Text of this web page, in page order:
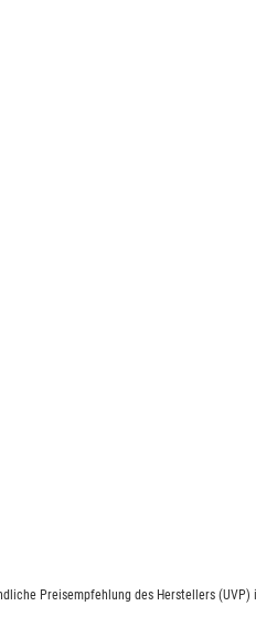
Preisempfehlung des Herstellers